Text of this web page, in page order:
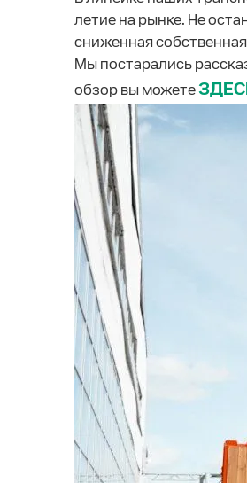
летие на рынке. Не
сниженная
Мы постарались
обзор вы можете